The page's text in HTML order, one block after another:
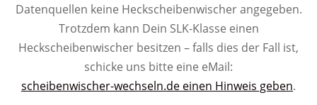
Datenquellen keine Heckscheibenwischer angegeben.
Trotzdem kann Dein SLK-Klasse einen
Heckscheibenwischer besitzen – falls dies der Fall ist,
schicke uns bitte eine eMail:
scheibenwischer-wechseln.de einen Hinweis geben.